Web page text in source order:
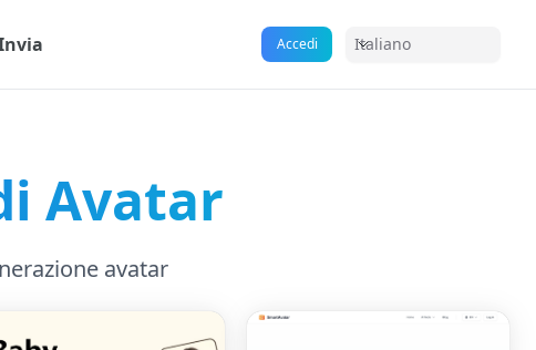
Accedi Italiano
Avatar
avatar